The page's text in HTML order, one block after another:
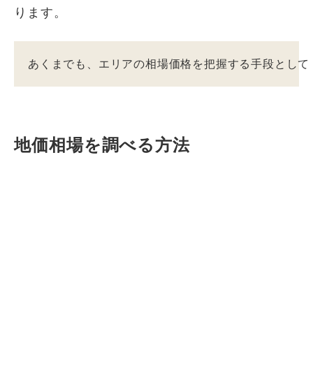
ります。
あくまでも、エリアの相場価格を把握する手段とし
地価相場を調べる方法